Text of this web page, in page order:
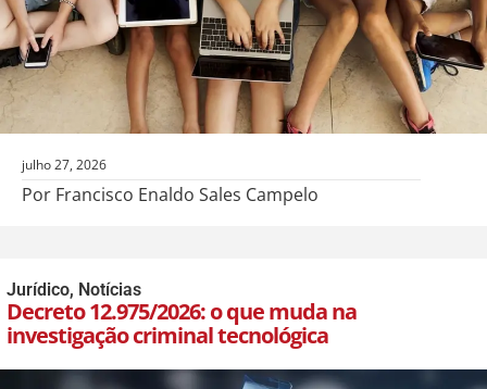
julho 27, 2026
Por Francisco Enaldo Sales Campelo
Jurídico, Notícias
Decreto 12.975/2026: o que muda na
investigação criminal tecnológica